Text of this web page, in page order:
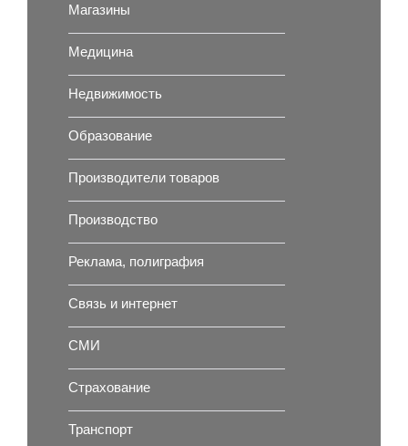
Магазины
Медицина
Недвижимость
Образование
Производители товаров
Производство
Реклама, полиграфия
Связь и интернет
СМИ
Страхование
Транспорт